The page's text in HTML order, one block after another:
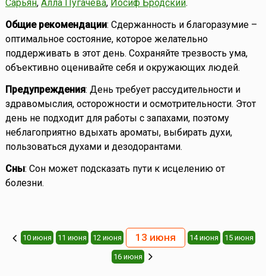
Сарьян, Алла Пугачева, Иосиф Бродский.
Общие рекомендации: Сдержанность и благоразумие –
оптимальное состояние, которое желательно
поддерживать в этот день. Сохраняйте трезвость ума,
объективно оценивайте себя и окружающих людей.
Предупреждения: День требует рассудительности и
здравомыслия, осторожности и осмотрительности. Этот
день не подходит для работы с запахами, поэтому
неблагоприятно вдыхать ароматы, выбирать духи,
пользоваться духами и дезодорантами.
Сны: Сон может подсказать пути к исцелению от
болезни.
10 июня 11 июня 12 июня 13 июня 14 июня 15 июня
16 июня